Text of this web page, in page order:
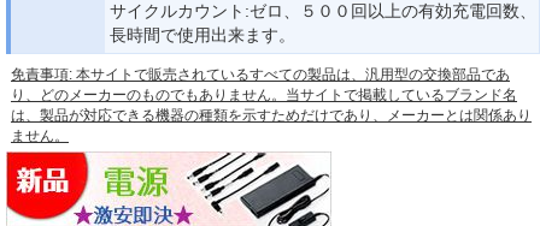
サイクルカウント:ゼロ、５００回以上の有効充電回数、
長時間で使用出来ます。
免責事項: 本サイトで販売されているすべての製品は、汎用型の交換部品であ
り、どのメーカーのものでもありません。当サイトで掲載しているブランド名
は、製品が対応できる機器の種類を示すためだけであり、メーカーとは関係あり
ません。